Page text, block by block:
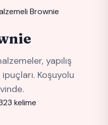
Brownie
yapılış
ipuçları. Koşuyolu
kelime